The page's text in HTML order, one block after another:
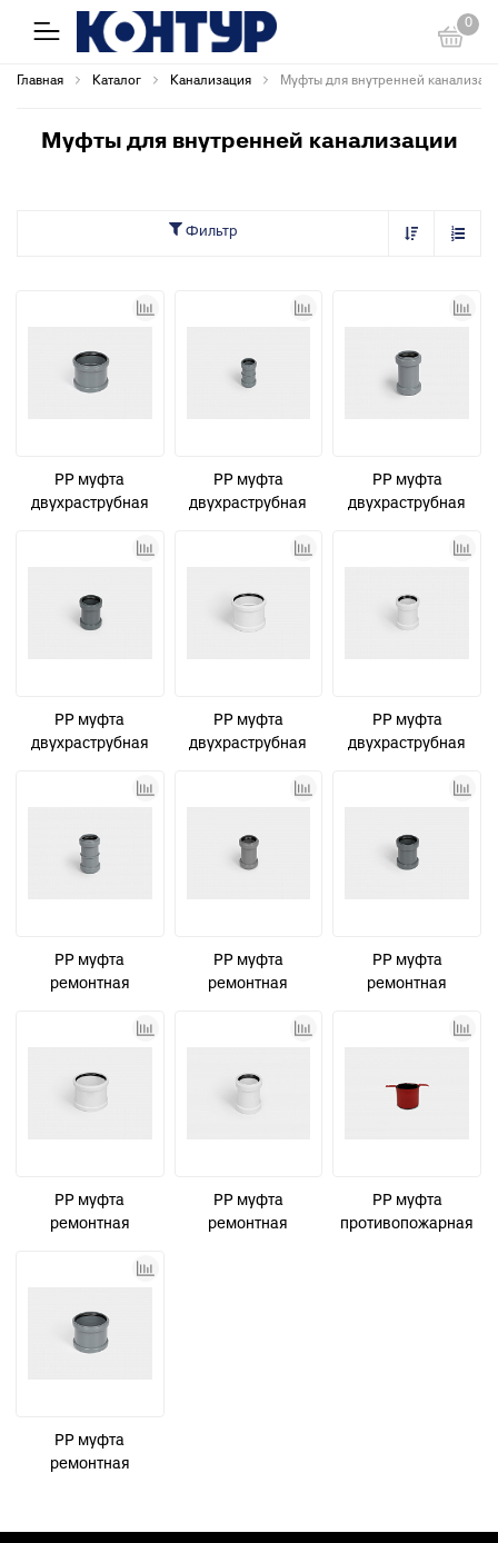
0
Главная Каталог Канализация Муфты для внутренней
Муфты для внутренней канализации
Фильтр
PP муфта
двухраструбная
D110 СТАНДАРТ
PP муфта
двухраструбная
D32 СТАНДАРТ
PP муфта
двухраструбная
D40 СТАНДАРТ
PP муфта
двухраструбная
D50 СТАНДАРТ
PP муфта
двухраструбная
малошумная D110
PP муфта
двухраструбная
малошумная D50
PP муфта
ремонтная
D32 СТАНДАРТ
PP муфта
ремонтная
D40 СТАНДАРТ
PP муфта
ремонтная
D50 СТАНДАРТ
PP муфта
ремонтная
малошумная D110
PP муфта
ремонтная
PP муфта
противопожарная
PP муфта
ремонтная
КОНТУР